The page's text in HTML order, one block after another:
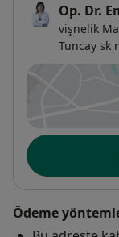
Op. Dr.
vişnelik
Tuncay sk
Uygunluk
Ödeme